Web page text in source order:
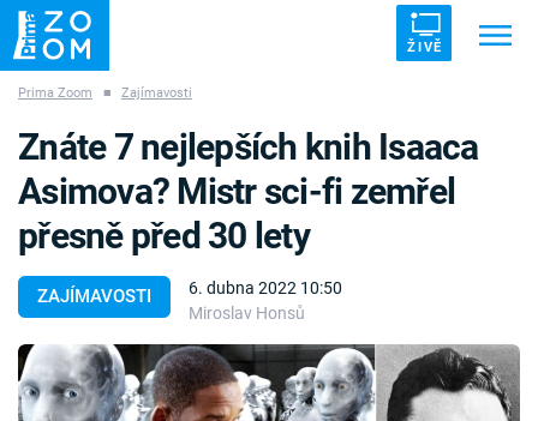
ŽIVĚ
ZÁHADY VETŘELCI DÁVNOVĚKU
Témata
Témata
Prima Zoom ■ Zajímavosti
ZAJÍMAVOSTI
6. dubna 2022 10:50
Miroslav Honsů
Znáte 7 nejlepších knih Isaaca
Asimova? Mistr sci-fi zemřel
přesně před 30 lety